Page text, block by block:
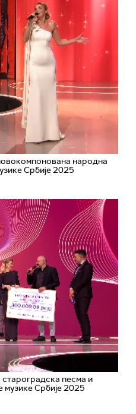
народна
Србије 2025
староградска песма и
Србије 2025